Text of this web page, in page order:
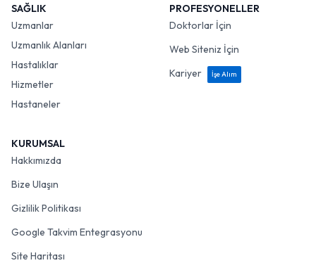
SAĞLIK
Uzmanlar
Uzmanlık Alanları
Hastalıklar
Hizmetler
Hastaneler
PROFESYONELLER
Doktorlar İçin
Web Siteniz İçin
Kariyer
İşe Alım
KURUMSAL
Hakkımızda
Bize Ulaşın
Gizlilik Politikası
Google Takvim Entegrasyonu
Site Haritası